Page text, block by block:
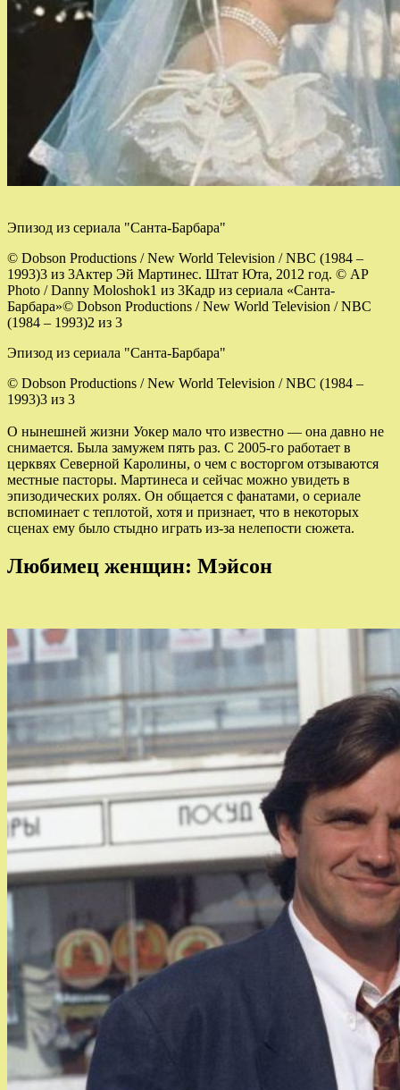
Эпизод из сериала "Санта-Барбара"
© Dobson Productions / New World Television / NBC (1984 –
1993)3 из 3Актер Эй Мартинес. Штат Юта, 2012 год. © AP
Photo / Danny Moloshok1 из 3Кадр из сериала «Санта-
Барбара»© Dobson Productions / New World Television / NBC
(1984 – 1993)2 из 3
Эпизод из сериала "Санта-Барбара"
© Dobson Productions / New World Television / NBC (1984 –
1993)3 из 3
О нынешней жизни Уокер мало что известно — она давно не
снимается. Была замужем пять раз. С 2005-го работает в
церквях Северной Каролины, о чем с восторгом отзываются
местные пасторы. Мартинеса и сейчас можно увидеть в
эпизодических ролях. Он общается с фанатами, о сериале
вспоминает с теплотой, хотя и признает, что в некоторых
сценах ему было стыдно играть из-за нелепости сюжета.
Любимец женщин: Мэйсон